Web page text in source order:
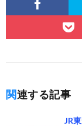
関連する記事
JR